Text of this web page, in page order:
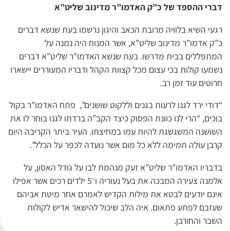
דברי ההספד של כ”ק האדמו”ר מדינוב שליט”א
רגעי השיא בלוויה מרובת הכאב והיגון נרשמו בעת שנשא דברים
כ”ק אדמו”ר מדינוב שליט”א, אשר המנוח היה נמנה על
המתפללים בבית מדרשו. בעת שנשא האדמו”ר שליט”א דברים
נשמעו קולות בכי עצום מכל קצוות הקהל ודבריו המעוררים יישארו
חרוטים עוד זמן רב.
“דודי ירד לגנו לרעות בגנים וללקוט שושנים”, פתח האדמו”ר בקול
בוכים, “הרי לנו כוונת הפסוק כיצד הקב”ה ברדתו לגנו בוחר לו את
השושנה המשגשגת להיות עמו במחיצתו. העיר ביתר הקריבה היום
קרבן עולה תמימה ללא כל מום אשר נועדה לכפר על הכלל”.
בדבריו האדמו”ר שליט”א זעק מנהמת לבו על גודל האסון, על
אלמנה צעירה המבכה את בעל נעוריה ו־5 ילדים רכים אשר אפילו
אינם יודעים לבטא את מילות הקדיש לאמרם אחר מיטת אביהם
שעזבם לפתע פתאום. איה הלב שיכול להישאר אדיש לקולות
השבר והחורבן.